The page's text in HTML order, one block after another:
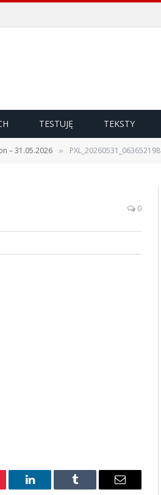
TESTUJĘ TEKSTY
– 31.05.2026 » PXL_20260531_063652198
0
LinkedIn Tumblr Email